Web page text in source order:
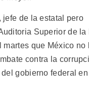
jefe de la estatal pero
Superior de la
martes que México no
contra la
gobierno federal